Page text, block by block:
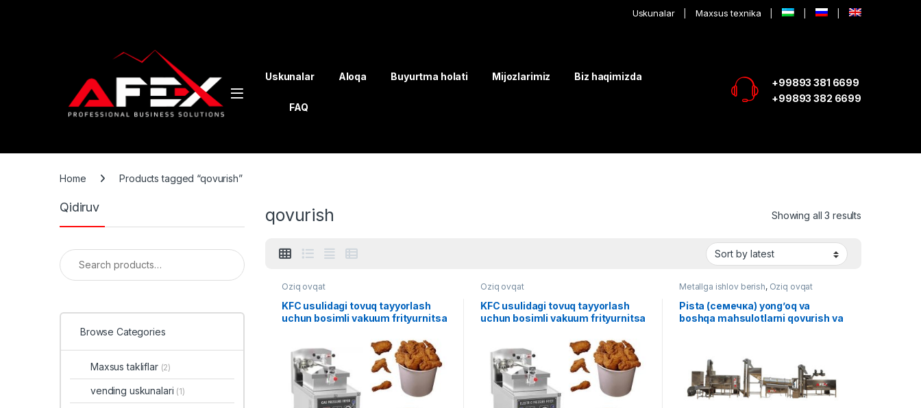
Uskunalar Maxsus texnika
Uskunalar Aloqa Buyurtma holati Mijozlarimiz Biz haqimizda
FAQ
+99893 381 6699
+99893 382 6699
Home Products tagged “qovurish”
qovurish Showing all 3 results
Oziq ovqat
KFC usulidagi tovuq tayyorlash
uchun bosimli vakuum frityurnitsa
Oziq ovqat
KFC usulidagi tovuq tayyorlash
uchun bosimli vakuum frityurnitsa
Metallga ishlov berish, Oziq ovqat
Pista (семечка) yong’oq va
boshqa mahsulotlarni qovurish va
Qidiruv
Search for:
Browse Categories
Maxsus takliflar (2)
vending uskunalari (1)